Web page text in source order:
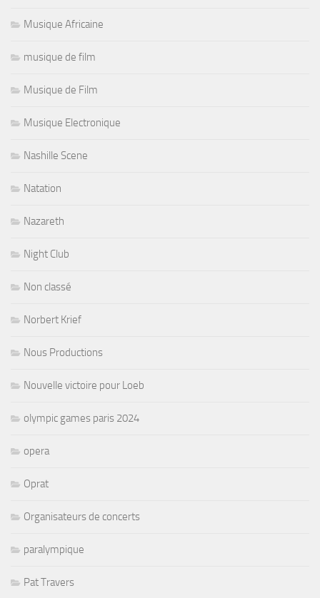
Musique Africaine
musique de film
Musique de Film
Musique Electronique
Nashille Scene
Natation
Nazareth
Night Club
Non classé
Norbert Krief
Nous Productions
Nouvelle victoire pour Loeb
olympic games paris 2024
opera
Oprat
Organisateurs de concerts
paralympique
Pat Travers